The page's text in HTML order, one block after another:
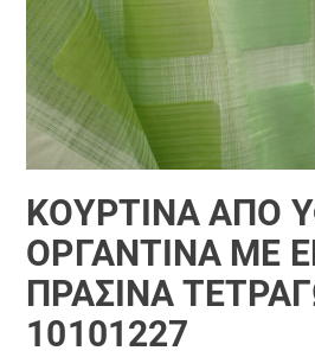
ΚΟΥΡΤΊΝΑ ΑΠΟ
ΟΡΓΑΝΤΊΝΑ ΜΕ
ΠΡΆΣΙΝΑ
10101227